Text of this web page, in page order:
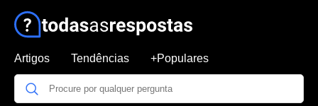
Artigos Tendências +Populares